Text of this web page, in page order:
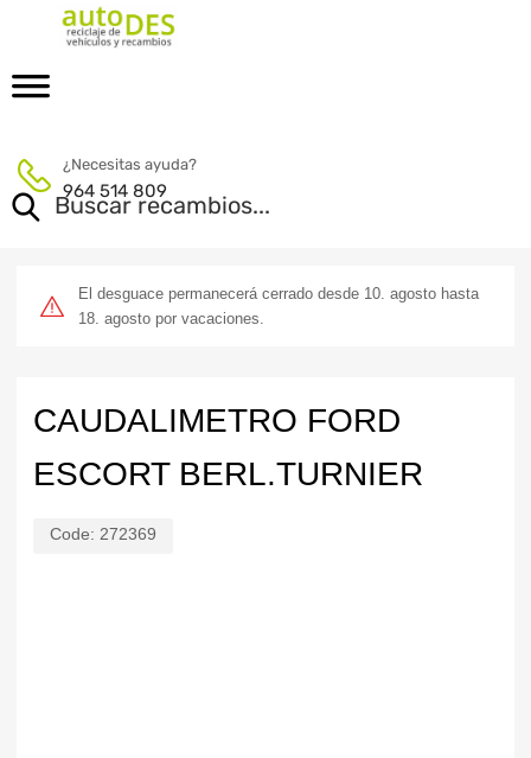
¿Necesitas ayuda?
964 514 809
El desguace permanecerá cerrado desde 10. agosto hasta
18. agosto por vacaciones.
CAUDALIMETRO FORD
ESCORT BERL.TURNIER
Code: 272369